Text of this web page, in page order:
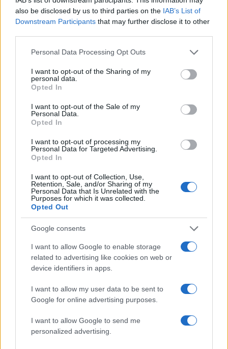
also be disclosed by us to third parties on the IAB’s List of
Downstream Participants that may further disclose it to other
Please note that this website/app uses one or more Google
not limited to your visit or usage behaviour. You may click to
grant or deny consent to Google and its third-party tags to
use your data for below specified purposes in below Google
consent section.
Personal Data Processing Opt Outs
I want to opt-out of the Sharing of my
personal data.
Opted In
I want to opt-out of the Sale of my
Personal Data.
Opted In
I want to opt-out of processing my
Personal Data for Targeted Advertising.
Opted In
I want to opt-out of Collection, Use,
Retention, Sale, and/or Sharing of my
Personal Data that Is Unrelated with the
Purposes for which it was collected.
Opted Out
Google consents
I want to allow Google to enable storage
related to advertising like cookies on web or
device identifiers in apps.
I want to allow my user data to be sent to
Google for online advertising purposes.
I want to allow Google to send me
personalized advertising.
Κορονοϊός στην Ρουμανία: Στα 158 τα
κρούσματα, τα περισσότερα “εισαγόμενα”